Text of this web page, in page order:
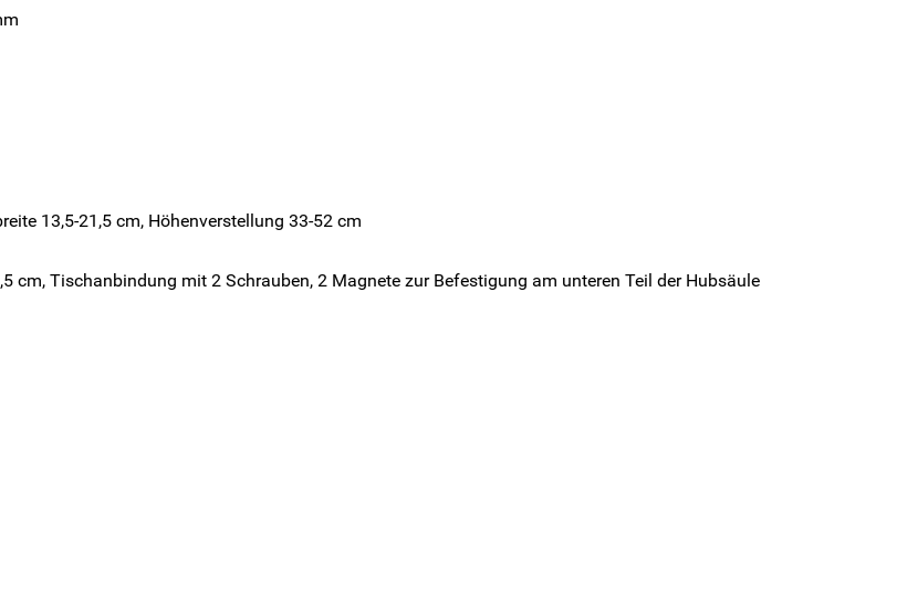
13,5-21,5 cm, Höhenverstellung 33-52 cm
cm, Tischanbindung mit 2 Schrauben, 2 Magnete zur Befestigung am unteren Teil der Hubsäule